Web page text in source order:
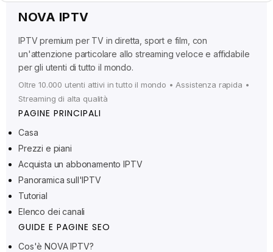
NOVA IPTV
IPTV premium per TV in diretta, sport e film, con
un'attenzione particolare allo streaming veloce e affidabile
per gli utenti di tutto il mondo.
Oltre 10.000 utenti attivi in tutto il mondo • Assistenza rapida •
Streaming di alta qualità
PAGINE PRINCIPALI
Casa
Prezzi e piani
Acquista un abbonamento IPTV
Panoramica sull'IPTV
Tutorial
Elenco dei canali
GUIDE E PAGINE SEO
Cos'è NOVA IPTV?